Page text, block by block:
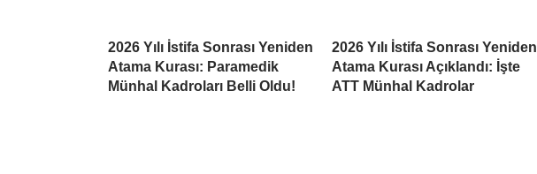
2026 Yılı İstifa Sonrası Yeniden
Atama Kurası: Paramedik
Münhal Kadroları Belli Oldu!
2026 Yılı İstifa Sonrası Yeniden
Atama Kurası Açıklandı: İşte
ATT Münhal Kadrolar